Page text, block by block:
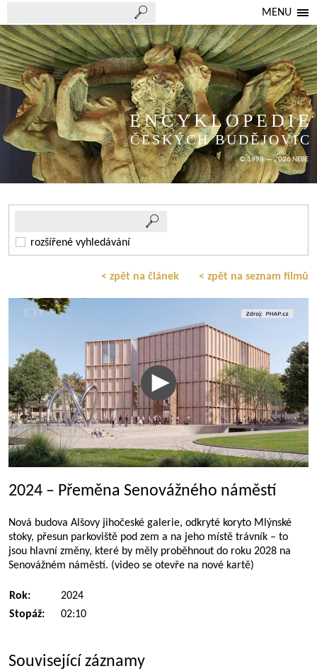
MENU
ENCYKLOPEDIE
ČESKÝCH BUDĚJOVIC
© 1998 — 2026 NEBE
rozšířené vyhledávání
< zpět na článek < zpět na seznam filmů
2024 – Přeměna Senovážného náměstí
Nová budova Alšovy jihočeské galerie, odkryté koryto Mlýnské
stoky, přesun parkoviště pod zem a na jeho místě trávník – to
jsou hlavní změny, které by měly proběhnout do roku 2028 na
Senovážném náměstí. (video se otevře na nové kartě)
Rok:
2024
Stopáž:
02:10
Související záznamy